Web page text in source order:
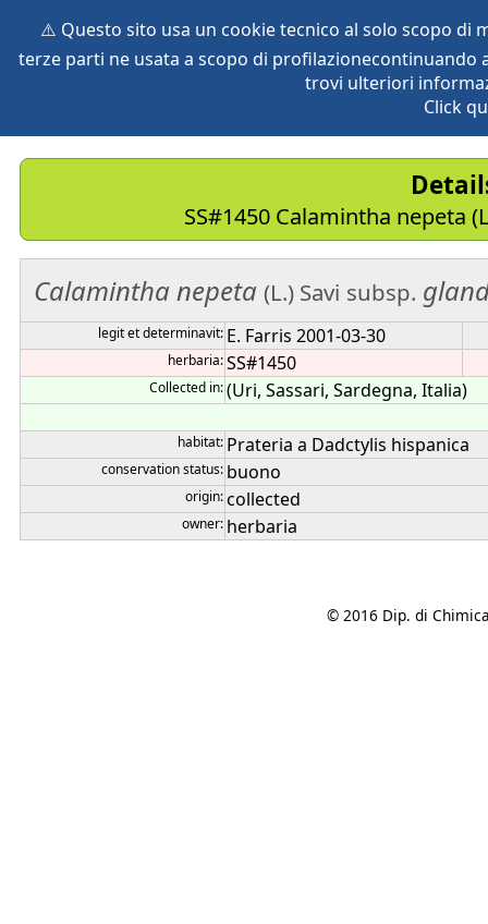
⚠️ Questo sito usa un cookie tecnico al solo scopo di
terze parti ne usata a scopo di
trovi ulteriori
Click
vegetation global db
SS#1450 Calamintha nepeta
Calamintha nepeta (L.) Savi subsp.
legit et determinavit: E. Farris 2001-03-30
herbaria:SS#1450
Collected in:(Uri, Sassari, Sardegna, Italia)
habitat: Prateria a Dadctylis hispanica
conservation status: buono
origin:collected
owner: herbaria
© 2016 Dip. di